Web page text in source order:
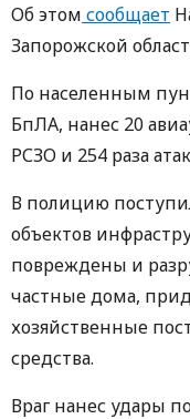
Об этом сообщает
Запорожской
По населенным
БпЛА, нанес 20
РСЗО и 254 раза
В полицию
объектов
повреждены и
частные дома,
хозяйственные
средства.
Враг нанес удары